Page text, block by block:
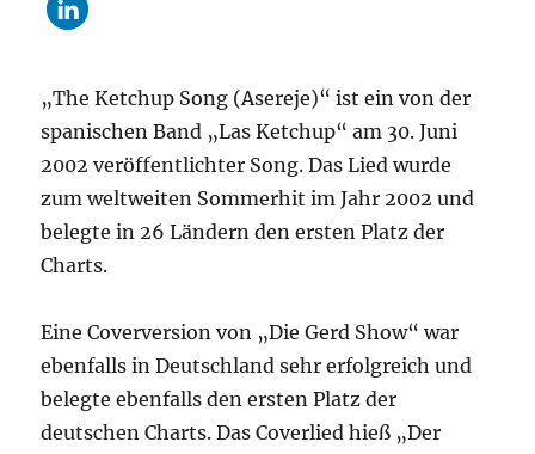
„The Ketchup Song (Asereje)“ ist ein von der
spanischen Band „Las Ketchup“ am 30. Juni
2002 veröffentlichter Song. Das Lied wurde
zum weltweiten Sommerhit im Jahr 2002 und
belegte in 26 Ländern den ersten Platz der
Charts.
Eine Coverversion von „Die Gerd Show“ war
ebenfalls in Deutschland sehr erfolgreich und
belegte ebenfalls den ersten Platz der
deutschen Charts. Das Coverlied hieß „Der